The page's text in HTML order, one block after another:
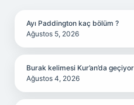
Ayı Paddington kaç bölüm ?
Ağustos 5, 2026
Burak kelimesi Kur’an’da
Ağustos 4, 2026